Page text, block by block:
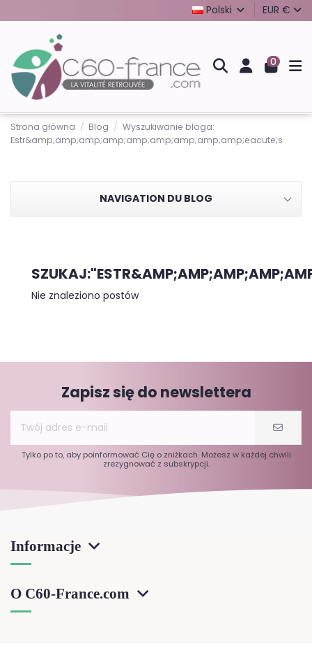
Polski EUR €
0
Strona główna Blog
Wyszukiwanie bloga:
Estr&amp;amp;amp;amp;amp;amp;amp;amp;amp;eacute;s
NAVIGATION DU BLOG
Nie znaleziono postów
Zapisz się do newslettera
Tylko po to, aby poinformować Cię o zniżkach. Możesz w każdej chwili
zrezygnować z subskrypcji.
Informacje
O C60-France.com